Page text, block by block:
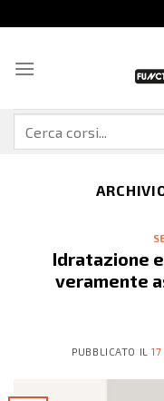
ai
Idratazione
veramente
PUBBLICATO IL